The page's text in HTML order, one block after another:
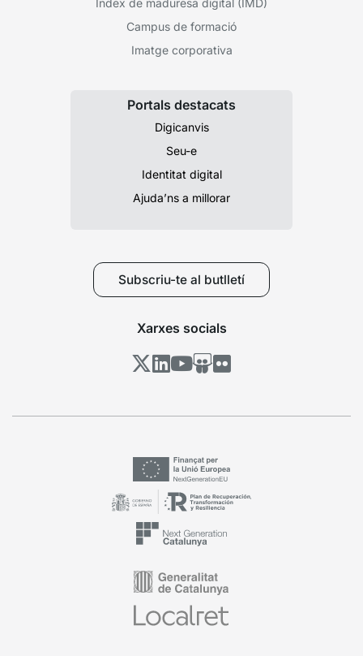
Índex de maduresa digital (IMD)
Campus de formació
Imatge corporativa
Portals destacats
Digicanvis
Seu-e
Identitat digital
Ajuda’ns a millorar
Subscriu-te al butlletí
Xarxes socials